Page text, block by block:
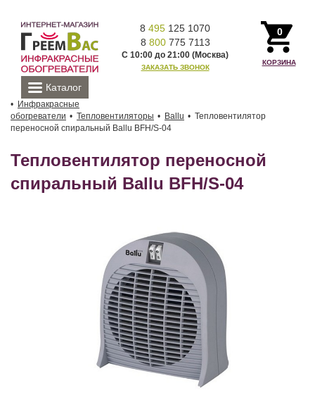
Каталог
8 495 125 1070
8 800775 7113
С 10:00 до 21:00 (Москва)
ЗАКАЗАТЬ ЗВОНОК
0
КОРЗИНА
Инфракрасные
обогреватели
Тепловентиляторы Ballu
Тепловентилятор
переносной спиральный Ballu BFH/S-04
Тепловентилятор переносной
спиральный Ballu BFH/S-04